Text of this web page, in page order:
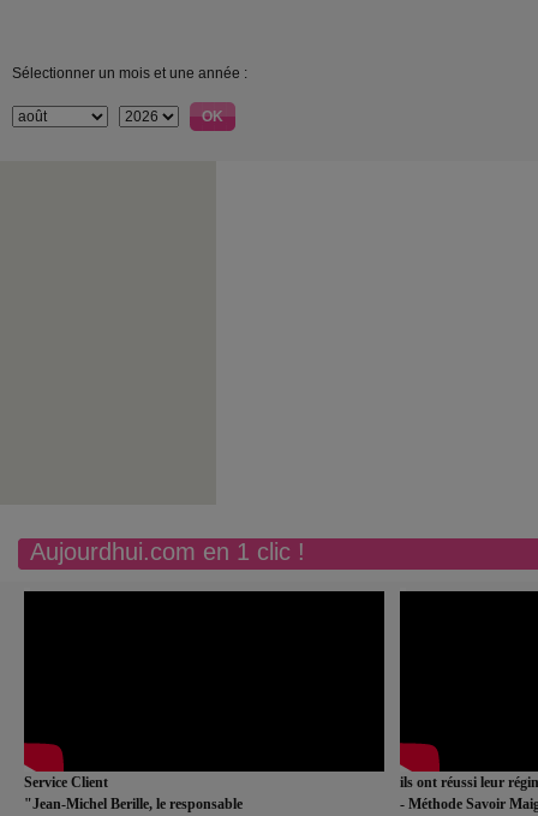
Sélectionner un mois et une année :
Aujourdhui.com en 1 clic !
Service Client
"Jean-Michel Berille, le responsable
ils ont réussi leur
- Méthode Savoir